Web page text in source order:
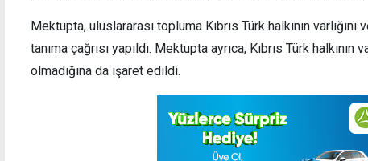
Mektupta, uluslararası topluma Kıbrıs Türk halkının varlığını
tanıma çağrısı yapıldı. Mektupta ayrıca, Kıbrıs Türk halkının
olmadığına da işaret edildi.